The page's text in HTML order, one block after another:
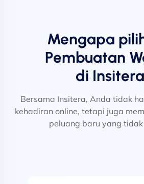
Mengapa
Pembuatan
di
Bersama Insitera, Anda tidak
kehadiran online, tetapi juga
peluang baru yang